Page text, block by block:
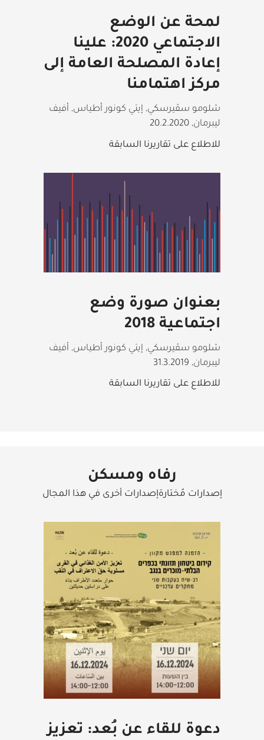
لمحة عن الوضع
الاجتماعي 2020: علينا
إعادة المصلحة العامة إلى
مركز اهتمامنا
شلومو سڤيرسكي, إيتي كونور أطياس, أفيف
ليبرمان,
20.2.2020
للاطلاع على تقاريرنا السابقة
بعنوان صورة وضع
اجتماعية 2018
شلومو سڤيرسكي, إيتي كونور أطياس, أفيف
ليبرمان,
31.3.2019
للاطلاع على تقاريرنا السابقة
رفاه ومسكن
إصدارات مُختارةإصدارات أخرى في هذا المجال
دعوة للقاء عن بُعد: تعزيز